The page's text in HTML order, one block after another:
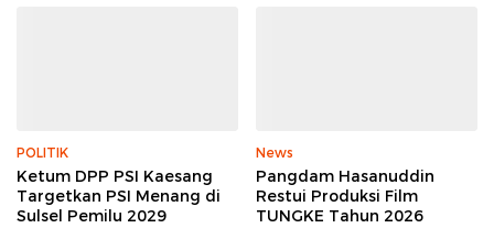
POLITIK
Ketum DPP PSI Kaesang
Targetkan PSI Menang di
Sulsel Pemilu 2029
News
Pangdam Hasanuddin
Restui Produksi Film
TUNGKE Tahun 2026